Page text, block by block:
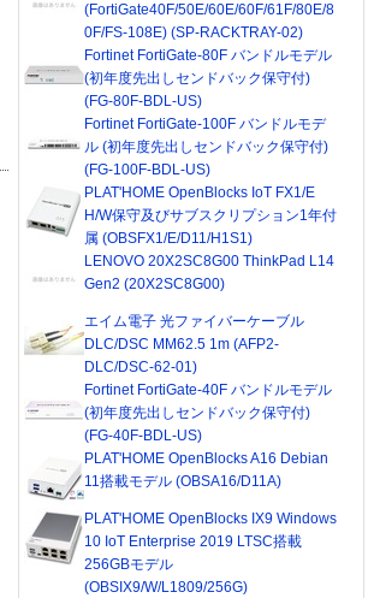
(FortiGate40F/50E/60E/60F/61F/80E/8
0F/FS-108E) (SP-RACKTRAY-02)
Fortinet FortiGate-80F バンドルモデル
(初年度先出しセンドバック保守付)
(FG-80F-BDL-US)
Fortinet FortiGate-100F バンドルモデ
ル (初年度先出しセンドバック保守付)
(FG-100F-BDL-US)
PLAT'HOME OpenBlocks IoT FX1/E
H/W保守及びサブスクリプション1年付
属 (OBSFX1/E/D11/H1S1)
LENOVO 20X2SC8G00 ThinkPad L14
Gen2 (20X2SC8G00)
エイム電子 光ファイバーケーブル
DLC/DSC MM62.5 1m (AFP2-
DLC/DSC-62-01)
Fortinet FortiGate-40F バンドルモデル
(初年度先出しセンドバック保守付)
(FG-40F-BDL-US)
PLAT'HOME OpenBlocks A16 Debian
11搭載モデル (OBSA16/D11A)
PLAT'HOME OpenBlocks IX9 Windows
10 IoT Enterprise 2019 LTSC搭載
256GBモデル
(OBSIX9/W/L1809/256G)